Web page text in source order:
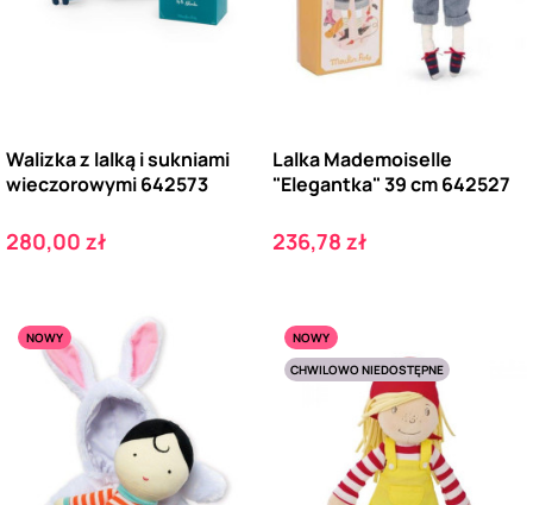
Walizka z lalką i sukniami
wieczorowymi 642573
Cena
280,00 zł
Lalka Mademoiselle
"Elegantka" 39 cm 642527
Cena
236,78 zł
NOWY
NOWY
CHWILOWO NIEDOSTĘPNE